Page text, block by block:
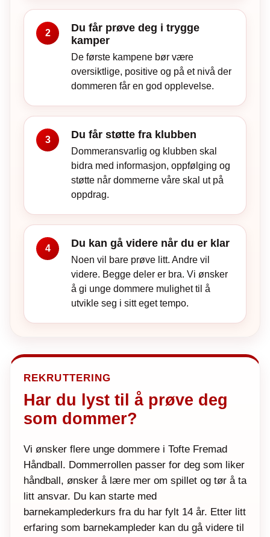
2
Du får prøve deg i trygge
kamper
De første kampene bør være
oversiktlige, positive og på et nivå der
dommeren får en god opplevelse.
3 Du får støtte fra klubben
Dommeransvarlig og klubben skal
bidra med informasjon, oppfølging og
støtte når dommerne våre skal ut på
oppdrag.
4 Du kan gå videre når du er klar
Noen vil bare prøve litt. Andre vil
videre. Begge deler er bra. Vi ønsker
å gi unge dommere mulighet til å
utvikle seg i sitt eget tempo.
REKRUTTERING
Har du lyst til å prøve deg
som dommer?
Vi ønsker flere unge dommere i Tofte Fremad
Håndball. Dommerrollen passer for deg som liker
håndball, ønsker å lære mer om spillet og tør å ta
litt ansvar. Du kan starte med
barnekamplederkurs fra du har fylt 14 år. Etter litt
erfaring som barnekampleder kan du gå videre til